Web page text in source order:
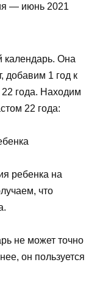
— июнь 2021
Она
добавим 1 год к
22 года. Находим
22 года:
ребенка на
что
не может точно
он пользуется